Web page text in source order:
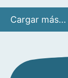
Cargar más...